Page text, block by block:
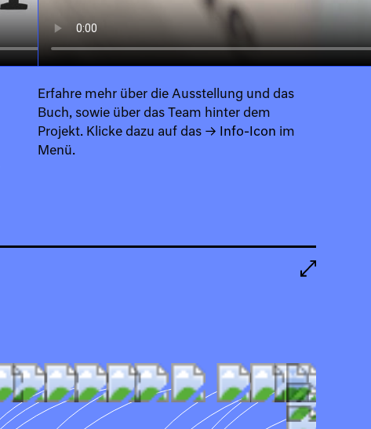
Erfahre mehr über die Ausstellung und das
Buch, sowie über das Team hinter dem
Projekt. Klicke dazu auf das → Info-Icon im
Menü.